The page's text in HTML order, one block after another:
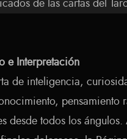
de las cartas del
e Interpretación
de inteligencia,
pensamiento
desde todos los ángulos.